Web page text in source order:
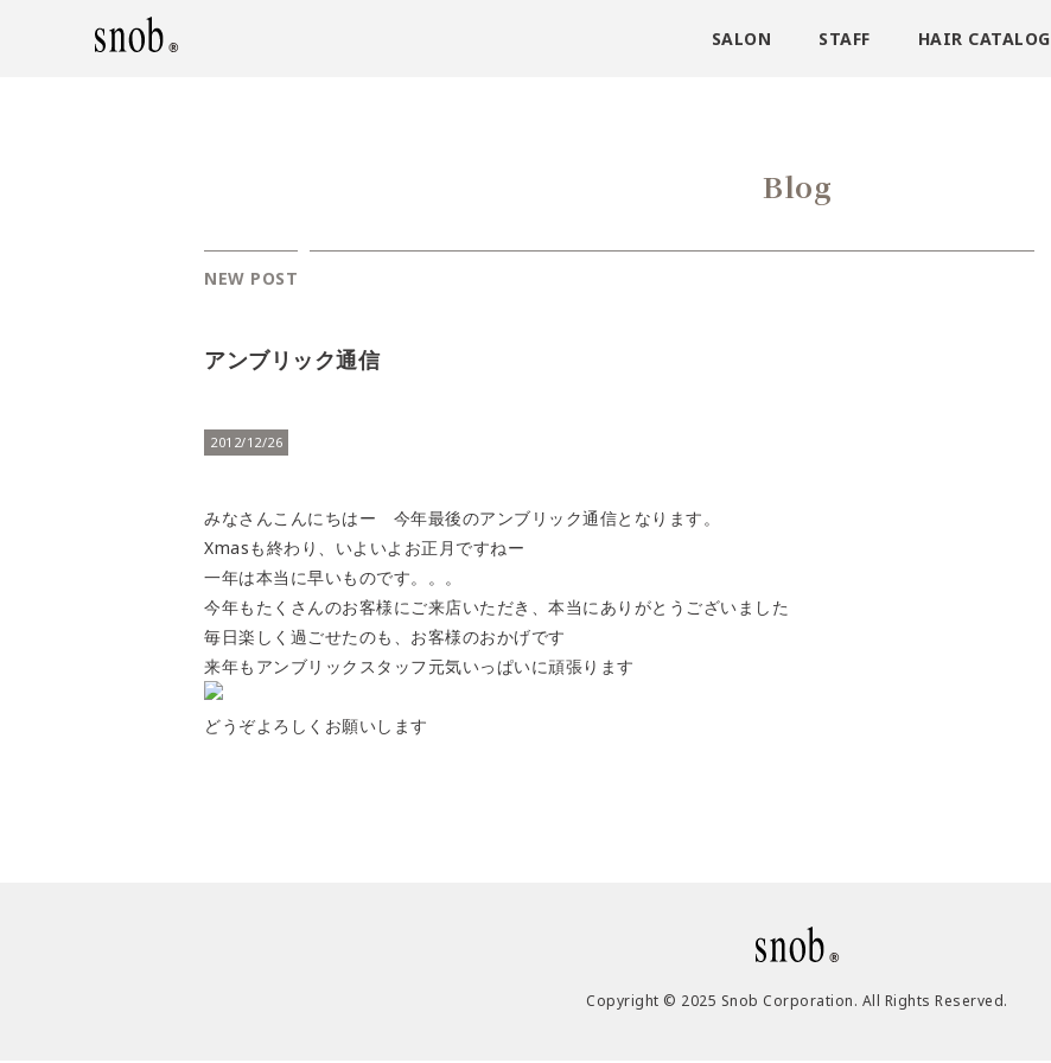
SALON STAFF HAIR CATALOG
Blog
NEW POST
アンブリック通信
2012/12/26
みなさんこんにちはー 今年最後のアンブリック通信となります。
Xmasも終わり、いよいよお正月ですねー
一年は本当に早いものです。。。
今年もたくさんのお客様にご来店いただき、本当にありがとうございました
毎日楽しく過ごせたのも、お客様のおかげです
来年もアンブリックスタッフ元気いっぱいに頑張ります
どうぞよろしくお願いします
Copyright © 2025 Snob Corporation. All Rights Reserved.